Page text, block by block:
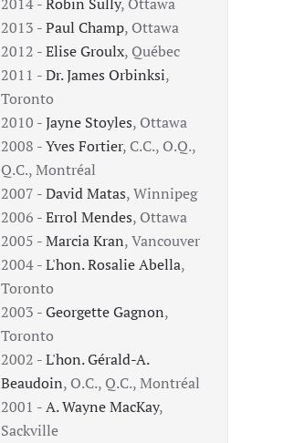
2013 -Paul Champ, Ottawa
2012 -Elise Groulx, Québec
2011 -Dr. James Orbinksi,
Toronto
2010 -Jayne Stoyles, Ottawa
2008 -Yves Fortier, C.C., O.Q.,
Q.C., Montréal
2007 -David Matas, Winnipeg
2006 -Errol Mendes, Ottawa
2005 -Marcia Kran, Vancouver
2004 -L'hon. Rosalie Abella,
Toronto
2003 -Georgette Gagnon,
Toronto
2002 -L'hon. Gérald-A.
Beaudoin, O.C., Q.C., Montréal
2001 -A. Wayne MacKay,
Sackville